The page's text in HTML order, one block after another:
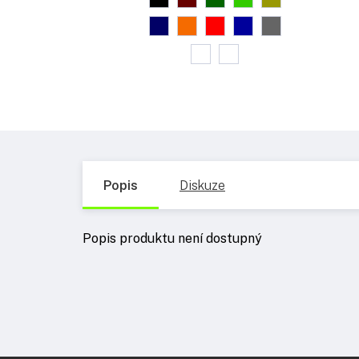
Popis Diskuze
Popis produktu není dostupný